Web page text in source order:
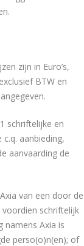
zijn in Euro’s,
BTW en
schriftelijke en
aanbieding,
aanvaarding de
van een door de
schriftelijk
namens Axia is
perso(o)n(en); of